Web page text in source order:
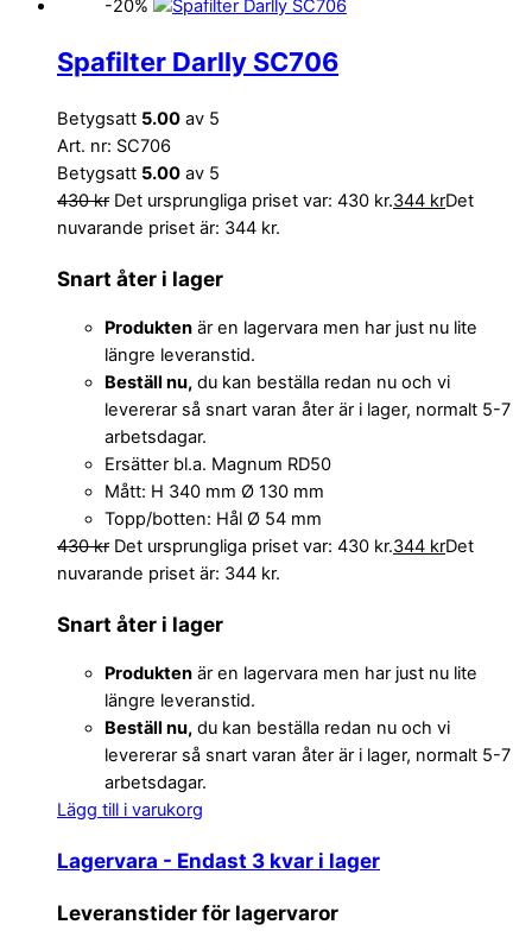
-20%
Spafilter Darlly SC706
Betygsatt 5.00 av 5
Art. nr: SC706
Betygsatt 5.00 av 5
430kr Det ursprungliga priset var: 430 kr.344 krDet
nuvarande priset är: 344 kr.
Snart åter i lager
Produkten är en lagervara men har just nu lite
längre leveranstid.
Beställ nu, du kan beställa redan nu och vi
levererar så snart varan åter är i lager, normalt 5-7
arbetsdagar.
Ersätter bl.a. Magnum RD50
Mått: H 340 mm Ø 130 mm
Topp/botten: Hål Ø 54 mm
430kr Det ursprungliga priset var: 430 kr.344 krDet
nuvarande priset är: 344 kr.
Snart åter i lager
Produkten är en lagervara men har just nu lite
längre leveranstid.
Beställ nu, du kan beställa redan nu och vi
levererar så snart varan åter är i lager, normalt 5-7
arbetsdagar.
Lägg till i varukorg
Lagervara - Endast 3 kvar i lager
Leveranstider för lagervaror